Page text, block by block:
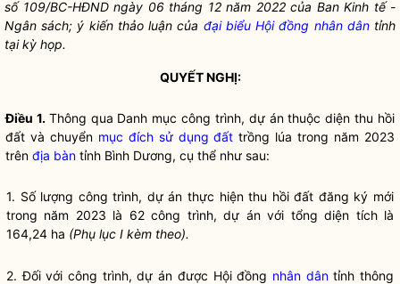
số 109/BC-HĐND ngày 06 tháng 12 năm 2022 của Ban Kinh tế -
Ngân sách; ý kiến thảo luận của đại biểu Hội đồng nhân dântỉnh
tại kỳ họp.
QUYẾT NGHỊ:
Điều 1. Thông qua Danh mục công trình, dự án thuộc diện thu hồi
đất và chuyển mục đích sử dụng đất trồng lúa trong năm 2023
trên địa bàn tỉnh Bình Dương, cụ thể như sau:
1. Số lượng công trình, dự án thực hiện thu hồi đất đăng ký mới
trong năm 2023 là 62 công trình, dự án với tổng diện tích là
164,24 ha (Phụ lục I kèm theo).
2. Đối với công trình, dự án được Hội đồng nhân dântỉnh thông